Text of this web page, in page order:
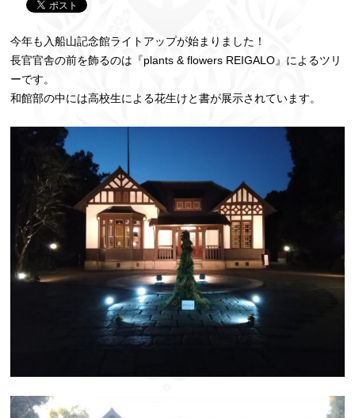
今年も入船山記念館ライトアップが始まりました！
長官官舎の前を飾るのは『plants & flowers REIGALO』によるツリ
ーです。
和館部の中には高校生による花生けと書が展示されています。